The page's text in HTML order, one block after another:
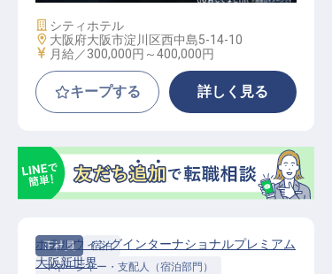
施設業態
シティホテル
勤務地
大阪府大阪市淀川区西中島5-14-10
給与
月給／300,000円～400,000円
キープする 詳しく見る
正社員
宿泊
マネージャー・支配人（宿泊部門）
ホテルウィングインターナショナルプレミアム
大阪新世界